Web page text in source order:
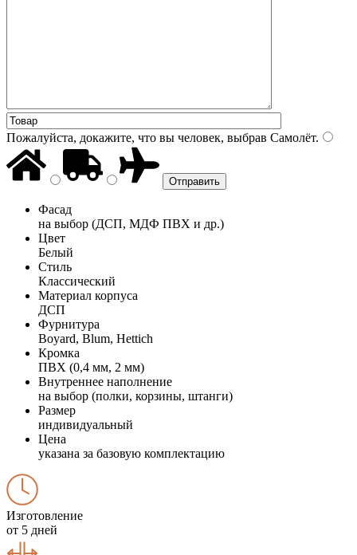
Пожалуйста, докажите, что вы человек, выбрав Самолёт.
Фасад
на выбор (ДСП, МДФ ПВХ и др.)
Цвет
Белый
Стиль
Классический
Материал корпуса
ДСП
Фурнитура
Boyard, Blum, Hettich
Кромка
ПВХ (0,4 мм, 2 мм)
Внутреннее наполнение
на выбор (полки, корзины, штанги)
Размер
индивидуальный
Цена
указана за базовую комплектацию
Изготовление
от 5 дней